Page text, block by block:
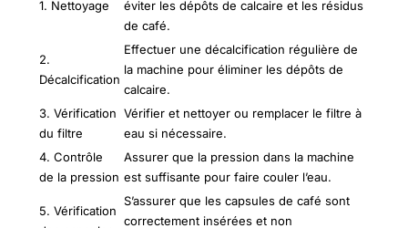
1. Nettoyage
éviter les dépôts de calcaire et les résidus
de café.
2.
Décalcification
Effectuer une décalcification régulière de
la machine pour éliminer les dépôts de
calcaire.
3. Vérification
du filtre
Vérifier et nettoyer ou remplacer le filtre à
eau si nécessaire.
4. Contrôle
de la pression
Assurer que la pression dans la machine
est suffisante pour faire couler l’eau.
5. Vérification
S’assurer que les capsules de café sont
correctement insérées et non